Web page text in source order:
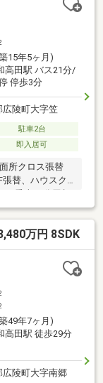
上、２階建、温
インクローク
15年5ヶ月)
高田駅 バス21分/
停歩3分
陵町大字笠
駐車2台
即入居可
所クロス張替
張替、ハウスク
Ｋ！〇前面道路
辺施設〇広陵町
約1000ｍ〇ス
ミリーマート
万円 8SDK
49年7ヶ月)
高田駅 徒歩29分
陵町大字南郷